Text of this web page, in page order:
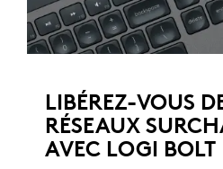
LIBÉREZ-VOUS
RÉSEAUX
AVEC LOGI BOLT